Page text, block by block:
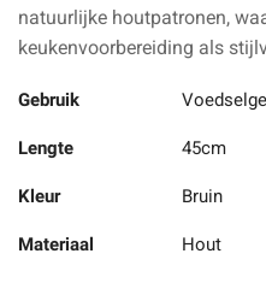
natuurlijke houtpatronen,
keukenvoorbereiding als
Gebruik
Lengte 45cm
Kleur Bruin
Materiaal Hout